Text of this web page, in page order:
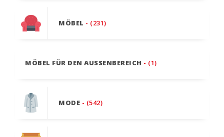
MÖBEL - (231)
MÖBEL FÜR DEN AUSSENBEREICH - (1)
MODE - (542)